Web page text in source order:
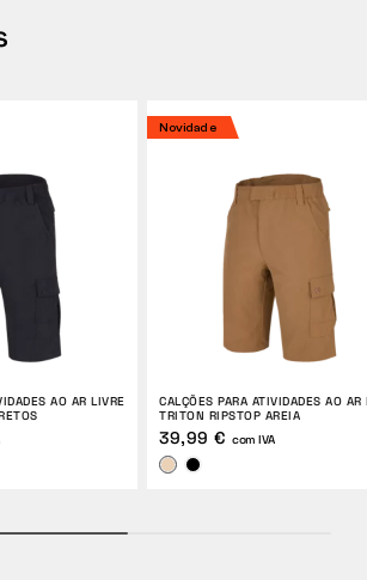
AO AR LIVRE
Novidade
CALÇÕES PARA ATIVIDADES AO AR
TRITON RIPSTOP AREIA
39,99 € com IVA